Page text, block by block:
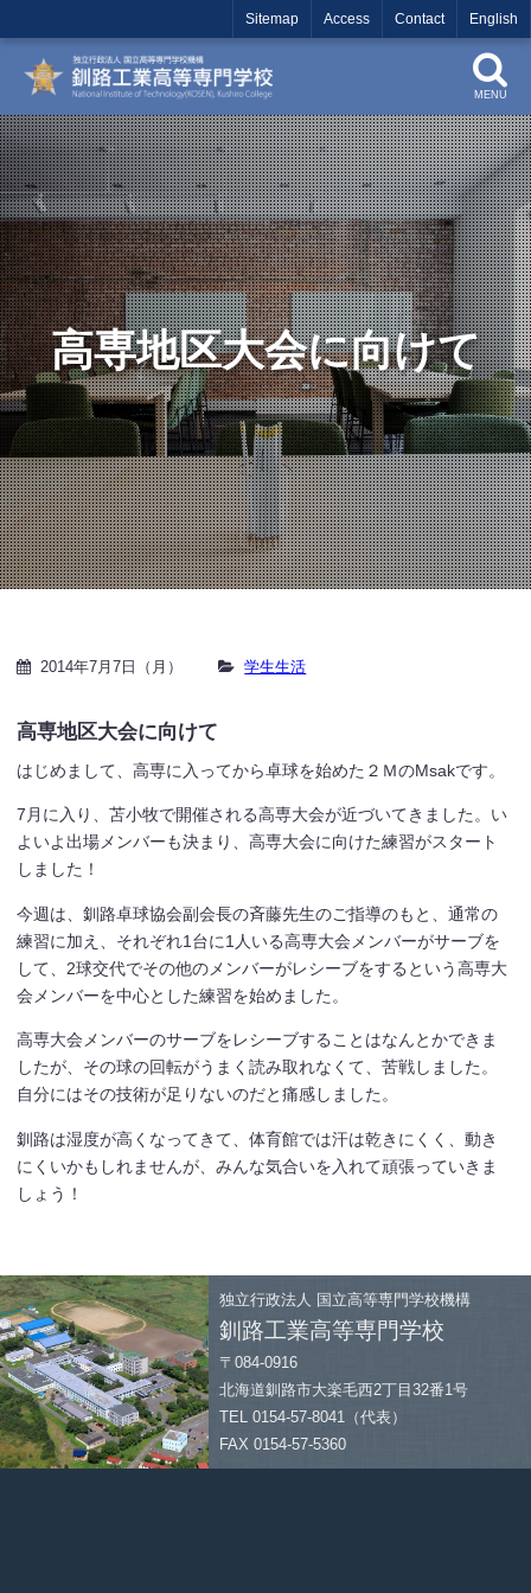
Sitemap Access Contact English
MENU
高専地区大会に向けて
2014年7月7日（月） 学生生活
高専地区大会に向けて
はじめまして、高専に入ってから卓球を始めた２ＭのMsakです。
7月に入り、苫小牧で開催される高専大会が近づいてきました。い
よいよ出場メンバーも決まり、高専大会に向けた練習がスタート
しました！
今週は、釧路卓球協会副会長の斉藤先生のご指導のもと、通常の
練習に加え、それぞれ1台に1人いる高専大会メンバーがサーブを
して、2球交代でその他のメンバーがレシーブをするという高専大
会メンバーを中心とした練習を始めました。
高専大会メンバーのサーブをレシーブすることはなんとかできま
したが、その球の回転がうまく読み取れなくて、苦戦しました。
自分にはその技術が足りないのだと痛感しました。
釧路は湿度が高くなってきて、体育館では汗は乾きにくく、動き
にくいかもしれませんが、みんな気合いを入れて頑張っていきま
しょう！
独立行政法人 国立高等専門学校機構
釧路工業高等専門学校
〒084-0916
北海道釧路市大楽毛西2丁目32番1号
TEL 0154-57-8041（代表）
FAX 0154-57-5360